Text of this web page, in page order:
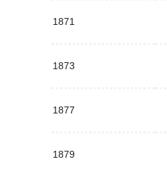
1871
1873
1877
1879